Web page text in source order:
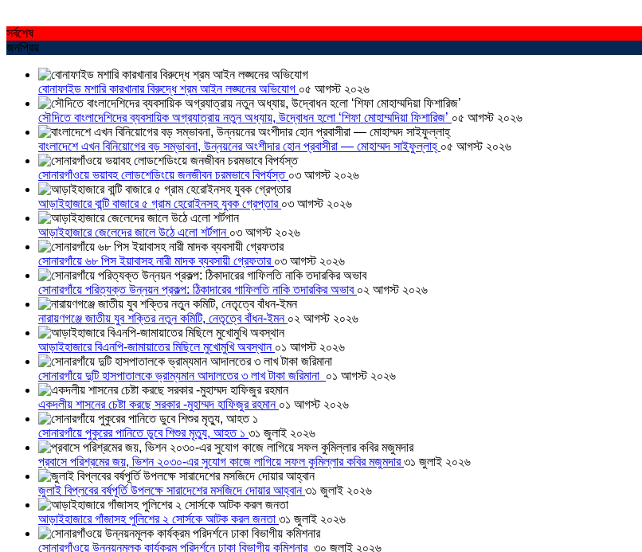
সর্বশেষ
জনপ্রিয়
বোনাফাইড মশারি কারখানার বিরুদ্ধে শ্রম আইন লঙ্ঘনের অভিযোগ ০৫ আগস্ট ২০২৬
সৌদিতে বাংলাদেশিদের ব্যবসায়িক অগ্রযাত্রায় নতুন অধ্যায়, উদ্বোধন হলো ‘শিফা মোহাম্মদিয়া ফিশারিজ’ ০৫ আগস্ট ২০২৬
বাংলাদেশে এখন বিনিয়োগের বড় সম্ভাবনা, উন্নয়নের অংশীদার হোন প্রবাসীরা — মোহাম্মদ সাইফুল্লাহ্ ০৫ আগস্ট ২০২৬
সোনারগাঁওয়ে ভয়াবহ লোডশেডিংয়ে জনজীবন চরমভাবে বিপর্যস্ত ০৩ আগস্ট ২০২৬
আড়াইহাজারে বান্টি বাজারে ৫ গ্রাম হেরোইনসহ যুবক গ্রেপ্তার ০৩ আগস্ট ২০২৬
আড়াইহাজারে জেলেদের জালে উঠে এলো শর্টগান ০৩ আগস্ট ২০২৬
সোনারগাঁয়ে ৬৮ পিস ইয়াবাসহ নারী মাদক ব্যবসায়ী গ্রেফতার ০৩ আগস্ট ২০২৬
সোনারগাঁয়ে পরিত্যক্ত উন্নয়ন প্রকল্প: ঠিকাদারের গাফিলতি নাকি তদারকির অভাব ০২ আগস্ট ২০২৬
নারায়ণগঞ্জে জাতীয় যুব শক্তির নতুন কমিটি, নেতৃত্বে বাঁধন-ইমন ০২ আগস্ট ২০২৬
আড়াইহাজারে বিএনপি-জামায়াতের মিছিলে মুখোমুখি অবস্থান ০১ আগস্ট ২০২৬
সোনারগাঁয়ে দুটি হাসপাতালকে ভ্রাম্যমান আদালতের ৩ লাখ টাকা জরিমানা ০১ আগস্ট ২০২৬
একদলীয় শাসনের চেষ্টা করছে সরকার -মুহাম্মদ হাফিজুর রহমান ০১ আগস্ট ২০২৬
সোনারগাঁয়ে পুকুরের পানিতে ডুবে শিশুর মৃত্যু, আহত ১ ৩১ জুলাই ২০২৬
প্রবাসে পরিশ্রমের জয়, ভিশন ২০৩০-এর সুযোগ কাজে লাগিয়ে সফল কুমিল্লার কবির মজুমদার৩১ জুলাই ২০২৬
জুলাই বিপ্লবের বর্ষপূর্তি উপলক্ষে সারাদেশের মসজিদে দোয়ার আহ্বান৩১ জুলাই ২০২৬
আড়াইহাজারে গাঁজাসহ পুলিশের ২ সোর্সকে আটক করল জনতা ৩১ জুলাই ২০২৬
সোনারগাঁওয়ে উন্নয়নমূলক কার্যক্রম পরিদর্শনে ঢাকা বিভাগীয় কমিশনার ৩০ জুলাই ২০২৬